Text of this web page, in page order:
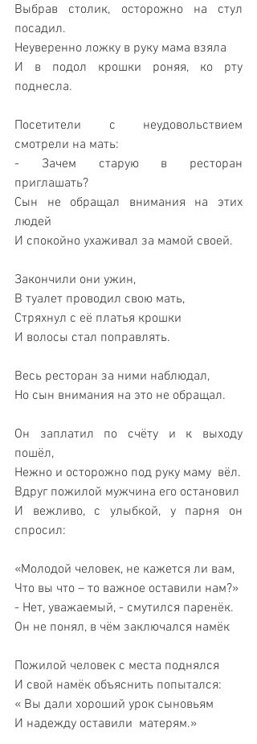
Выбрав столик, осторожно на стул
посадил.
Неуверенно ложку в руку мама взяла
И в подол крошки роняя, ко рту
поднесла.
Посетители с неудовольствием
смотрели на мать:
- Зачем старую в ресторан
приглашать?
Сын не обращал внимания на этих
людей
И спокойно ухаживал за мамой своей.
Закончили они ужин,
В туалет проводил свою мать,
Стряхнул с её платья крошки
И волосы стал поправлять.
Весь ресторан за ними наблюдал,
Но сын внимания на это не обращал.
Он заплатил по счёту и к выходу
пошёл,
Нежно и осторожно под руку маму  вёл.
Вдруг пожилой мужчина его остановил
И вежливо, с улыбкой, у парня он
спросил:
«Молодой человек, не кажется ли вам,
Что вы что – то важное оставили нам?»
- Нет, уважаемый, - смутился паренёк.
Он не понял, в чём заключался намёк
Пожилой человек с места поднялся
И свой намёк объяснить попытался:
« Вы дали хороший урок сыновьям
И надежду оставили  матерям.»